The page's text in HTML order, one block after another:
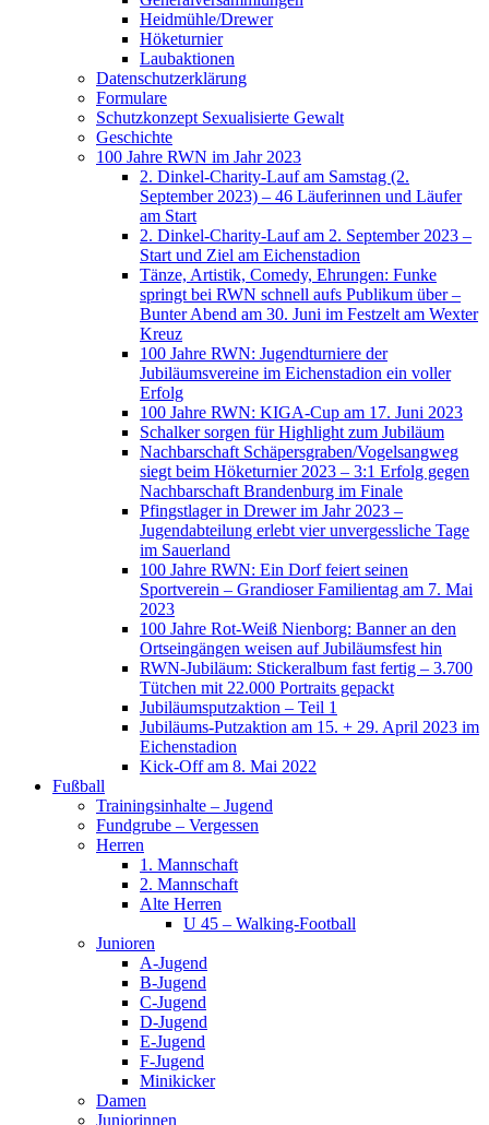
Heidmühle/Drewer
Höketurnier
Laubaktionen
Datenschutzerklärung
Formulare
Schutzkonzept Sexualisierte Gewalt
Geschichte
100 Jahre RWN im Jahr 2023
2. Dinkel-Charity-Lauf am Samstag (2.
September 2023) – 46 Läuferinnen und Läufer
am Start
2. Dinkel-Charity-Lauf am 2. September 2023 –
Start und Ziel am Eichenstadion
Tänze, Artistik, Comedy, Ehrungen: Funke
springt bei RWN schnell aufs Publikum über –
Bunter Abend am 30. Juni im Festzelt am Wexter
Kreuz
100 Jahre RWN: Jugendturniere der
Jubiläumsvereine im Eichenstadion ein voller
Erfolg
100 Jahre RWN: KIGA-Cup am 17. Juni 2023
Schalker sorgen für Highlight zum Jubiläum
Nachbarschaft Schäpersgraben/Vogelsangweg
siegt beim Höketurnier 2023 – 3:1 Erfolg gegen
Nachbarschaft Brandenburg im Finale
Pfingstlager in Drewer im Jahr 2023 –
Jugendabteilung erlebt vier unvergessliche Tage
im Sauerland
100 Jahre RWN: Ein Dorf feiert seinen
Sportverein – Grandioser Familientag am 7. Mai
2023
100 Jahre Rot-Weiß Nienborg: Banner an den
Ortseingängen weisen auf Jubiläumsfest hin
RWN-Jubiläum: Stickeralbum fast fertig – 3.700
Tütchen mit 22.000 Portraits gepackt
Jubiläumsputzaktion – Teil 1
Jubiläums-Putzaktion am 15. + 29. April 2023 im
Eichenstadion
Kick-Off am 8. Mai 2022
Fußball
Trainingsinhalte – Jugend
Fundgrube – Vergessen
Herren
1. Mannschaft
2. Mannschaft
Alte Herren
U 45 – Walking-Football
Junioren
A-Jugend
B-Jugend
C-Jugend
D-Jugend
E-Jugend
F-Jugend
Minikicker
Damen
Juniorinnen